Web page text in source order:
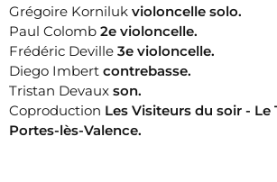
Grégoire Korniluk violoncelle solo.
Paul Colomb 2e violoncelle.
Frédéric Deville 3e violoncelle.
Diego Imbert contrebasse.
Tristan Devaux son.
Coproduction Les Visiteurs du soir - Le
Portes-lès-Valence.